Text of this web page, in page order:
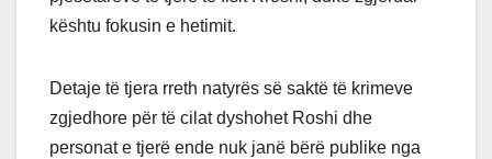
kështu fokusin e hetimit.
Detaje të tjera rreth natyrës së saktë të krimeve
zgjedhore për të cilat dyshohet Roshi dhe
personat e tjerë ende nuk janë bërë publike nga